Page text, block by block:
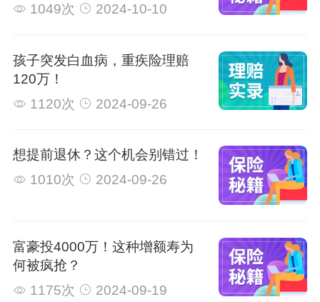
1049次
2024-10-10
孩子突发白血病，重疾险理赔
120万！
1120次
2024-09-26
想提前退休？这个机会别错过！
1010次
2024-09-26
富豪投4000万！这种增额寿为
何被疯抢？
1175次
2024-09-19